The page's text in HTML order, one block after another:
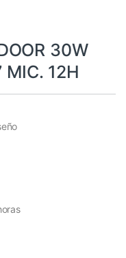
30W
MIC. 12H